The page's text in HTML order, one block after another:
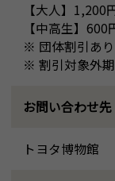
【大人】
【中高生】
※ 団体割引あり
※ 割引対象外
お問い合わせ先
トヨタ博物館